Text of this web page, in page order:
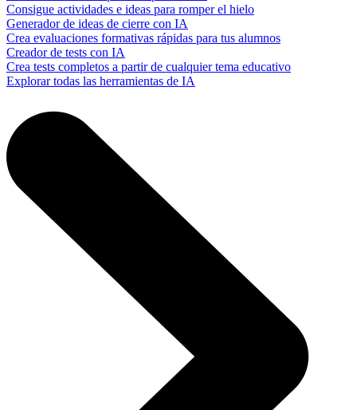
Consigue actividades e ideas para romper el hielo
Generador de ideas de cierre con IA
Crea evaluaciones formativas rápidas para tus alumnos
Creador de tests con IA
Crea tests completos a partir de cualquier tema educativo
Explorar todas las herramientas de IA